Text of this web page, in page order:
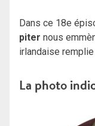
Dans ce 18e
piter nous
irlandaise
La photo